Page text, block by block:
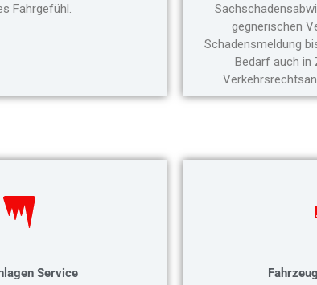
Fahrgefühl.
gegnerischen
Schadensmeldung
Bedarf auch
Service